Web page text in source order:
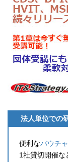
法人単位での
便利なバウチ
1社貸切開催な